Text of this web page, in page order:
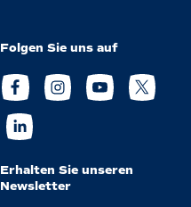
Folgen Sie uns auf
Erhalten Sie unseren
Newsletter